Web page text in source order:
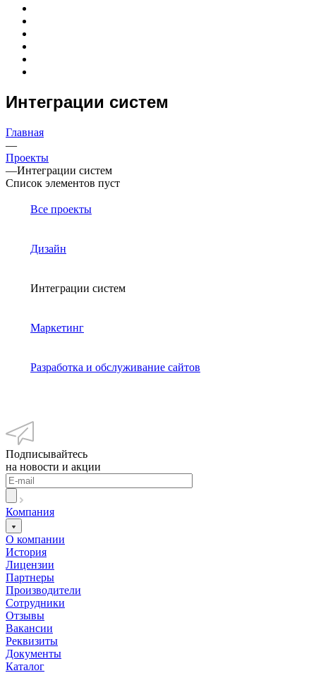
Интеграции систем
Главная
—
Проекты
—Интеграции систем
Список элементов пуст
Все проекты
Дизайн
Интеграции систем
Маркетинг
Разработка и обслуживание сайтов
Подписывайтесь
на новости и акции
Компания
О компании
История
Лицензии
Партнеры
Производители
Сотрудники
Отзывы
Вакансии
Реквизиты
Документы
Каталог